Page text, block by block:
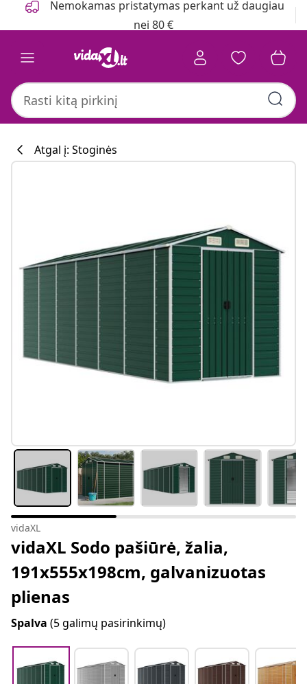
Nemokamas pristatymas perkant už daugiau
nei 80 €
Atgal į: Stoginės
vidaXL
vidaXL Sodo pašiūrė, žalia,
191x555x198cm, galvanizuotas
plienas
Spalva (5 galimų pasirinkimų)